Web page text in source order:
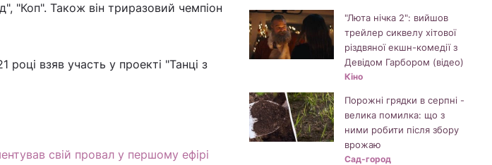
"Коп". Також він триразовий чемпіон
взяв участь у проекті "Танці з
свій провал у першому ефірі
"Люта нічка 2": вийшов
трейлер сиквелу хітової
різдвяної екшн-комедії з
Девідом Гарбором (відео)
Кіно
Порожні грядки в серпні -
велика помилка: що з
ними робити після збору
врожаю
Сад-город